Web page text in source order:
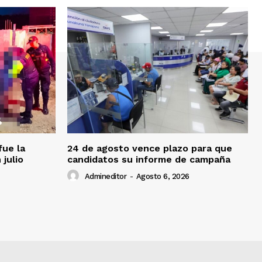
la
julio
24 de agosto vence plazo para que
candidatos su informe de campaña
Admineditor - Agosto 6, 2026